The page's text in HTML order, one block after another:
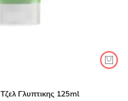
Γλυπτικης 125ml